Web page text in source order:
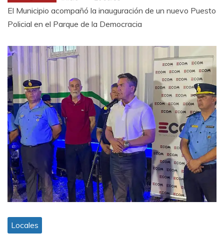
El Municipio acompañó la inauguración de un nuevo Puesto
Policial en el Parque de la Democracia
Locales